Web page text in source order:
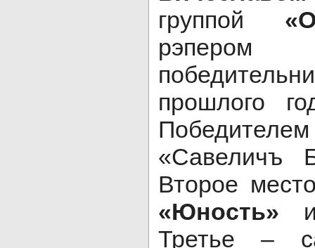
группой
прошлого
«Савеличъ
Второе
«Юность»
Третье –